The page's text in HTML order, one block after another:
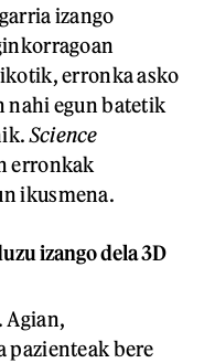
izango
erronka asko
nahi egun batetik
Science
erronkak
ikusmena.
izango dela 3D
Agian,
pazienteak bere